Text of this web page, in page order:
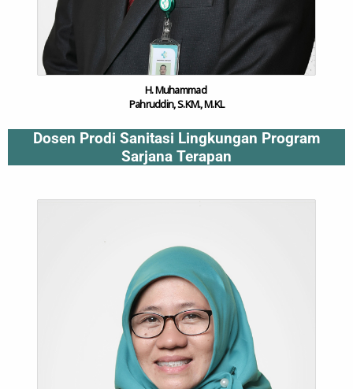
H. Muhammad
Pahruddin, S.KM., M.KL
Dosen Prodi Sanitasi Lingkungan Program
Sarjana Terapan